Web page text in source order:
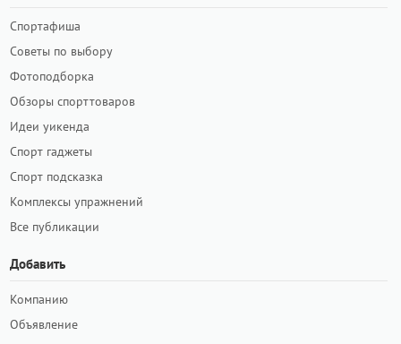
Спортафиша
Советы по выбору
Фотоподборка
Обзоры спорттоваров
Идеи уикенда
Спорт гаджеты
Спорт подсказка
Комплексы упражнений
Все публикации
Добавить
Компанию
Объявление